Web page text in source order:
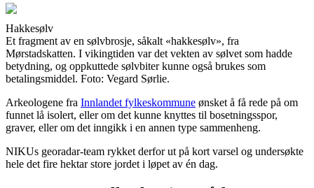
Hakkesølv
Et fragment av en sølvbrosje, såkalt «hakkesølv», fra
Mørstadskatten. I vikingtiden var det vekten av sølvet som hadde
betydning, og oppkuttede sølvbiter kunne også brukes som
betalingsmiddel. Foto: Vegard Sørlie.
Arkeologene fra Innlandet fylkeskommune ønsket å få rede på om
funnet lå isolert, eller om det kunne knyttes til bosetningsspor,
graver, eller om det inngikk i en annen type sammenheng.
NIKUs georadar-team rykket derfor ut på kort varsel og undersøkte
hele det fire hektar store jordet i løpet av én dag.